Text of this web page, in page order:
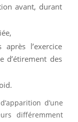
avant, durant
après l’exercice
d’étirement des
d’une
différemment